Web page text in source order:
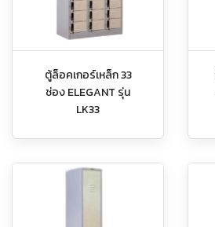
ตู้ล็อคเกอร์เหล็ก 33
ช่อง ELEGANT รุ่น
LK33